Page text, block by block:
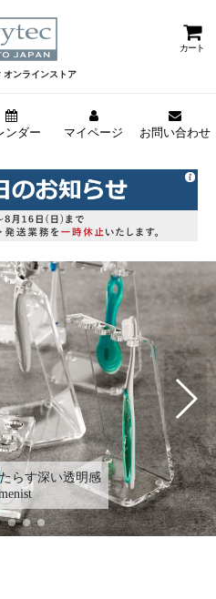
オンラインストア
カート
ンダー マイページ お問い合わせ
らす深い透明感